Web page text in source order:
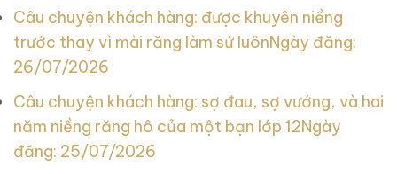
Câu chuyện khách hàng: được khuyên niềng
trước thay vì mài răng làm sứ luônNgày đăng:
26/07/2026
Câu chuyện khách hàng: sợ đau, sợ vướng, và hai
năm niềng răng hô của một bạn lớp 12Ngày
đăng: 25/07/2026